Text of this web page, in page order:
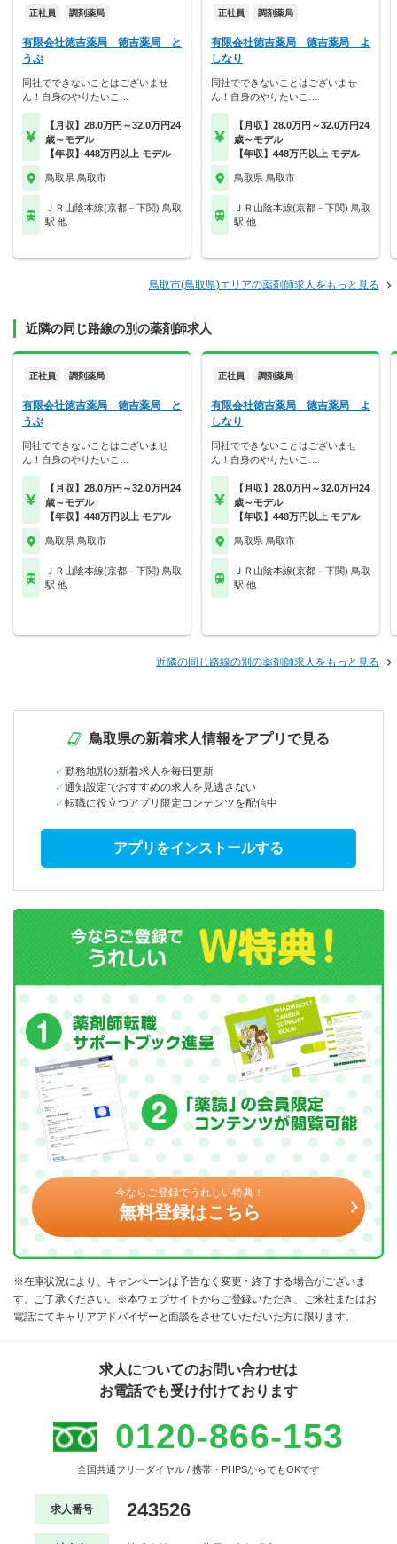
正社員 調剤薬局
有限会社徳吉薬局 徳吉薬局 と
うぶ
同社でできないことはございませ
ん！自身のやりたいこ…
【月収】28.0万円～32.0万円24
歳～モデル
【年収】448万円以上 モデル
鳥取県 鳥取市
ＪＲ山陰本線(京都－下関) 鳥取
駅 他
正社員 調剤薬局
有限会社徳吉薬局 徳吉薬局 よ
しなり
同社でできないことはございませ
ん！自身のやりたいこ…
【月収】28.0万円～32.0万円24
歳～モデル
【年収】448万円以上 モデル
鳥取県 鳥取市
ＪＲ山陰本線(京都－下関) 鳥取
駅 他
鳥取市(鳥取県)エリアの薬剤師求人をもっと見る
近隣の同じ路線の別の薬剤師求人
正社員 調剤薬局
有限会社徳吉薬局 徳吉薬局 と
うぶ
同社でできないことはございませ
ん！自身のやりたいこ…
【月収】28.0万円～32.0万円24
歳～モデル
【年収】448万円以上 モデル
鳥取県 鳥取市
ＪＲ山陰本線(京都－下関) 鳥取
駅 他
正社員 調剤薬局
有限会社徳吉薬局 徳吉薬局 よ
しなり
同社でできないことはございませ
ん！自身のやりたいこ…
【月収】28.0万円～32.0万円24
歳～モデル
【年収】448万円以上 モデル
鳥取県 鳥取市
ＪＲ山陰本線(京都－下関) 鳥取
駅 他
近隣の同じ路線の別の薬剤師求人をもっと見る
鳥取県の新着求人情報をアプリで見る
勤務地別の新着求人を毎日更新
通知設定でおすすめの求人を見逃さない
転職に役立つアプリ限定コンテンツを配信中
アプリをインストールする
今ならご登録でうれしい特典！
無料登録はこちら
※在庫状況により、キャンペーンは予告なく変更・終了する場合がございま
す。ご了承ください。※本ウェブサイトからご登録いただき、ご来社またはお
電話にてキャリアアドバイザーと面談をさせていただいた方に限ります。
求人についてのお問い合わせは
お電話でも受け付けております
0120-866-153
全国共通フリーダイヤル / 携帯・PHPSからでもOKです
求人番号 243526